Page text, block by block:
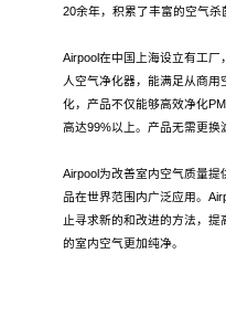
20余年，积累了丰富的空气杀
Airpool在中国上海设立有工
人空气净化器，能满足从商
化，产品不仅能够高效净化
高达99%以上。产品无需更换
Airpool为改善室内空气质量
品在世界范围内广泛应用。
止寻求新的和改进的方法，
的室内空气更加纯净。